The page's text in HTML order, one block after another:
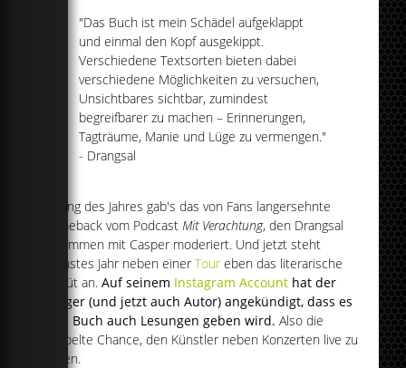
"Das Buch ist mein Schädel aufgeklappt
und einmal den Kopf ausgekippt.
Verschiedene Textsorten bieten dabei
verschiedene Möglichkeiten zu versuchen,
Unsichtbares sichtbar, zumindest
begreifbarer zu machen – Erinnerungen,
Tagträume, Manie und Lüge zu vermengen."
- Drangsal
Anfang des Jahres gab's das von Fans langersehnte
Comeback vom Podcast Mit Verachtung, den Drangsal
zusammen mit Casper moderiert. Und jetzt steht
nächstes Jahr neben einerTour eben das literarische
Debüt an.Auf seinem Instagram Account hat der
Sänger (und jetzt auch Autor) angekündigt, dass es
zum Buch auch Lesungen geben wird. Also die
doppelte Chance, den Künstler neben Konzerten live zu
sehen.